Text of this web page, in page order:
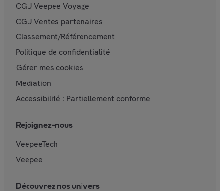
CGU Veepee Voyage
CGU Ventes partenaires
Classement/Référencement
Politique de confidentialité
Gérer mes cookies
Mediation
Accessibilité : Partiellement conforme
Rejoignez-nous
VeepeeTech
Veepee
Découvrez nos univers